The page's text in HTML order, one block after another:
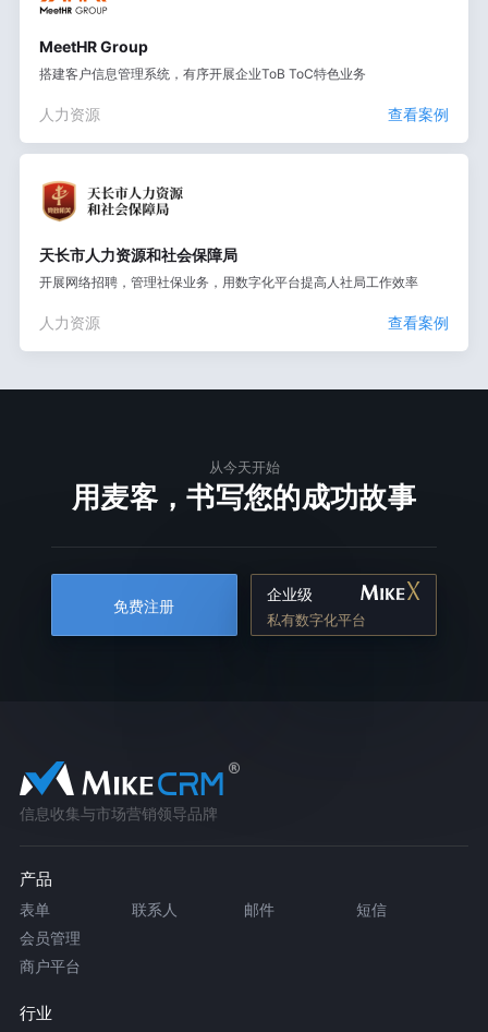
MeetHR Group
搭建客户信息管理系统，有序开展企业ToB ToC特色业务
人力资源 查看案例
天长市人力资源和社会保障局
开展网络招聘，管理社保业务，用数字化平台提高人社局工作效率
人力资源 查看案例
从今天开始
用麦客，书写您的成功故事
免费注册
企业级
私有数字化平台
信息收集与市场营销领导品牌
产品
表单 联系人 邮件
短信
会员管理
商户平台
行业